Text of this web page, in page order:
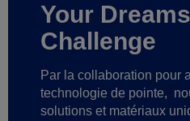
Your
Challenge
Par la collaboration pour
technologie de pointe,
solutions et matériaux